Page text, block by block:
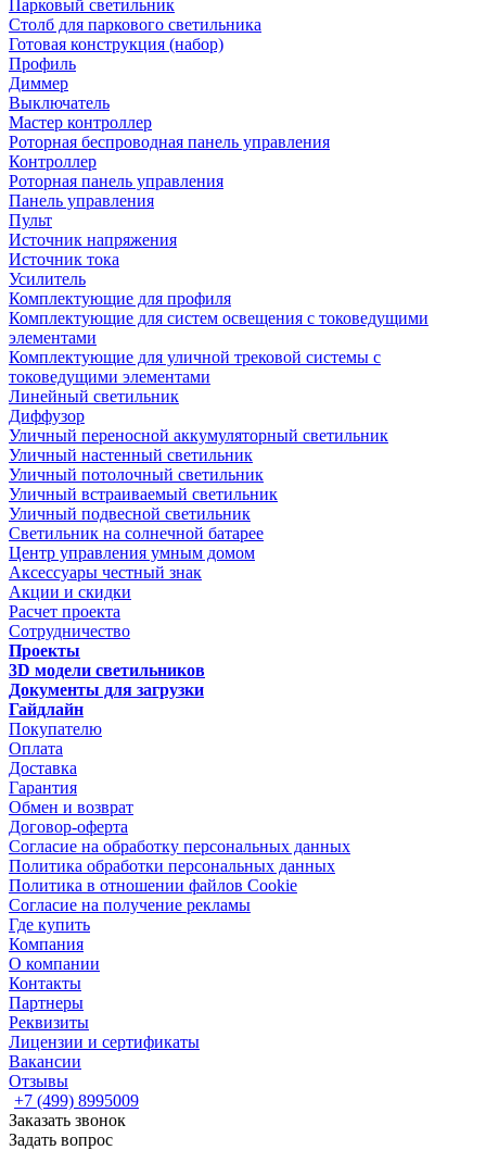
Парковый светильник
Столб для паркового светильника
Готовая конструкция (набор)
Профиль
Диммер
Выключатель
Мастер контроллер
Роторная беспроводная панель управления
Контроллер
Роторная панель управления
Панель управления
Пульт
Источник напряжения
Источник тока
Усилитель
Комплектующие для профиля
Комплектующие для систем освещения с токоведущими
элементами
Комплектующие для уличной трековой системы с
токоведущими элементами
Линейный светильник
Диффузор
Уличный переносной аккумуляторный светильник
Уличный настенный светильник
Уличный потолочный светильник
Уличный встраиваемый светильник
Уличный подвесной светильник
Светильник на солнечной батарее
Центр управления умным домом
Аксессуары честный знак
Акции и скидки
Расчет проекта
Сотрудничество
Проекты
3D модели светильников
Документы для загрузки
Гайдлайн
Покупателю
Оплата
Доставка
Гарантия
Обмен и возврат
Договор-оферта
Согласие на обработку персональных данных
Политика обработки персональных данных
Политика в отношении файлов Cookie
Согласие на получение рекламы
Где купить
Компания
О компании
Контакты
Партнеры
Реквизиты
Лицензии и сертификаты
Вакансии
Отзывы
+7 (499) 8995009
Заказать звонок
Задать вопрос